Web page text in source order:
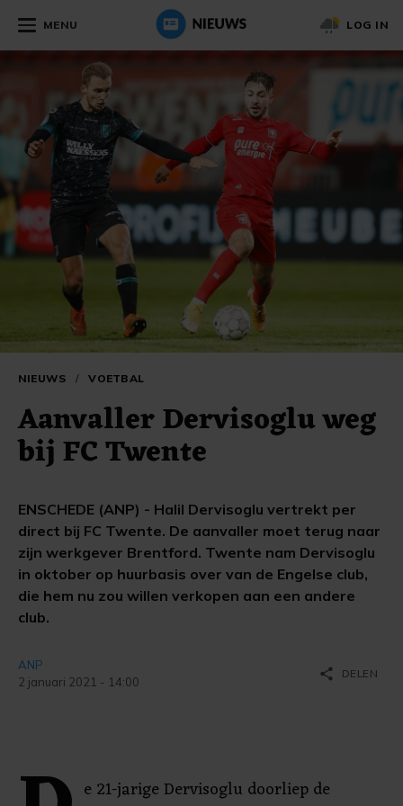
MENU LOG IN
NIEUWS / VOETBAL
Aanvaller Dervisoglu weg
bij FC Twente
ENSCHEDE (ANP) - Halil Dervisoglu vertrekt per
direct bij FC Twente. De aanvaller moet terug naar
zijn werkgever Brentford. Twente nam Dervisoglu
in oktober op huurbasis over van de Engelse club,
die hem nu zou willen verkopen aan een andere
club.
ANP
2 januari 2021 - 14:00
share DELEN
e 21-jarige Dervisoglu doorliep de